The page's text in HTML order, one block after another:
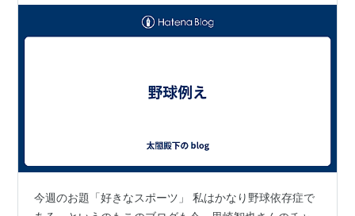
今週のお題「好きなスポーツ」 私はかなり野球依存症で